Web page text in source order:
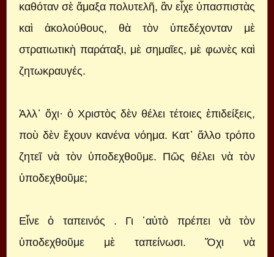
καθόταν σὲ ἅμαξα πολυτελῆ, ἂν εἶχε ὑπασπιστὰς
καὶ ἀκολούθους, θὰ τὸν ὑπεδέχονταν μὲ
στρατιωτικὴ παράταξι, μὲ σημαῖες, μὲ φωνὲς καὶ
ζητωκραυγές.
Ἀλλ᾿ ὄχι· ὁ Χριστὸς δὲν θέλει τέτοιες ἐπιδείξεις,
ποὺ δὲν ἔχουν κανένα νόημα. Κατ᾿ ἄλλο τρόπο
ζητεῖ νὰ τὸν ὑποδεχθοῦμε. Πῶς θέλει νὰ τὸν
ὑποδεχθοῦμε;
Εἶνε ὁ ταπεινός . Γι ᾿αὐτὸ πρέπει νὰ τὸν
ὑποδεχθοῦμε μὲ ταπείνωσι. Ὄχι νὰ